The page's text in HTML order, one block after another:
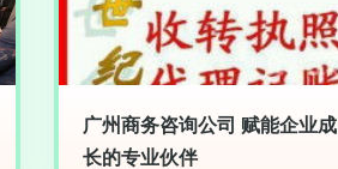
广州商务咨询公司 赋能企业成
长的专业伙伴